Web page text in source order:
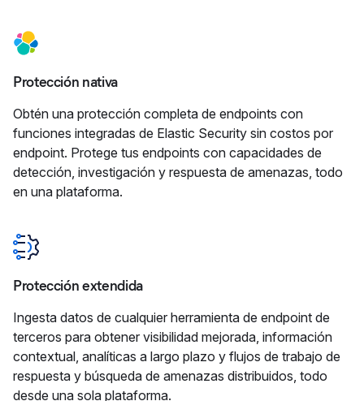
Protección nativa
Obtén una protección completa de endpoints con
funciones integradas de Elastic Security sin costos por
endpoint. Protege tus endpoints con capacidades de
detección, investigación y respuesta de amenazas, todo
en una plataforma.
Protección extendida
Ingesta datos de cualquier herramienta de endpoint de
terceros para obtener visibilidad mejorada, información
contextual, analíticas a largo plazo y flujos de trabajo de
respuesta y búsqueda de amenazas distribuidos, todo
desde una sola plataforma.